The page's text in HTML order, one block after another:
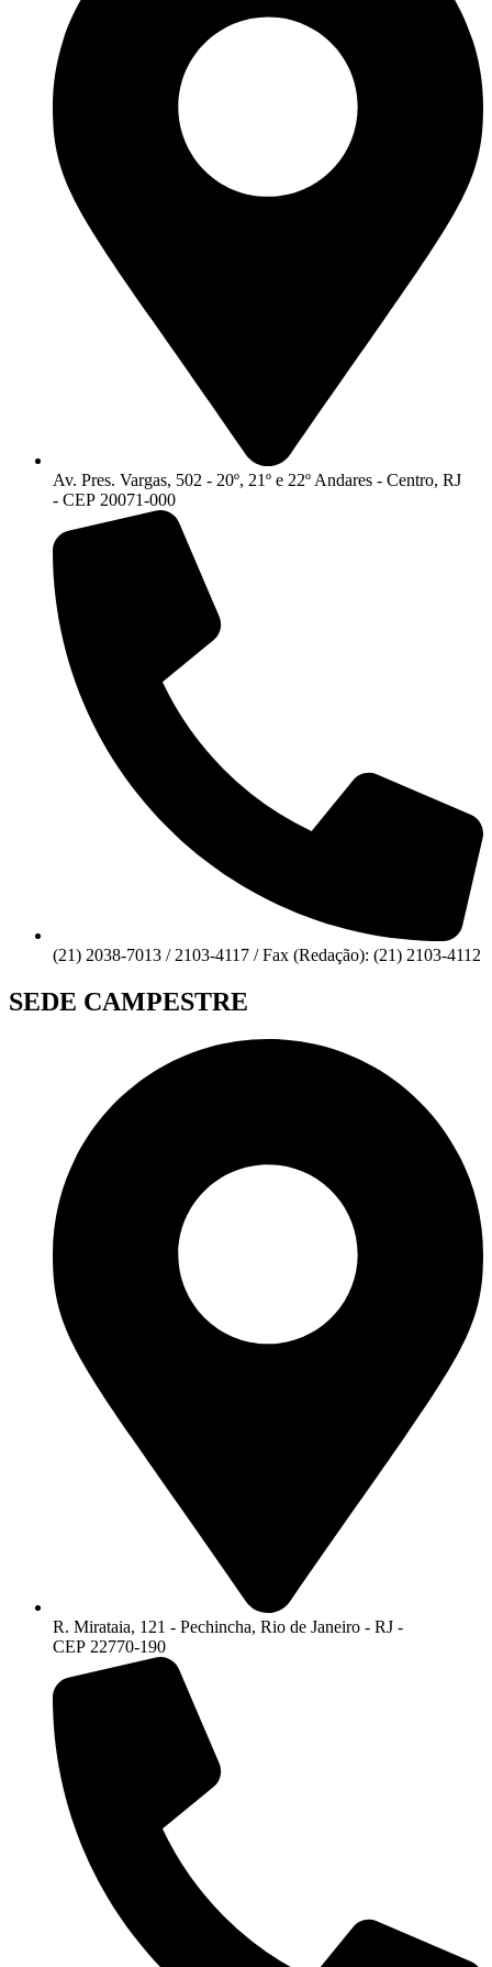
Av. Pres. Vargas, 502 - 20º, 21º e 22º Andares - Centro, RJ
- CEP 20071-000
(21) 2038-7013 / 2103-4117 / Fax (Redação): (21) 2103-4112
SEDE CAMPESTRE
R. Mirataia, 121 - Pechincha, Rio de Janeiro - RJ -
CEP 22770-190